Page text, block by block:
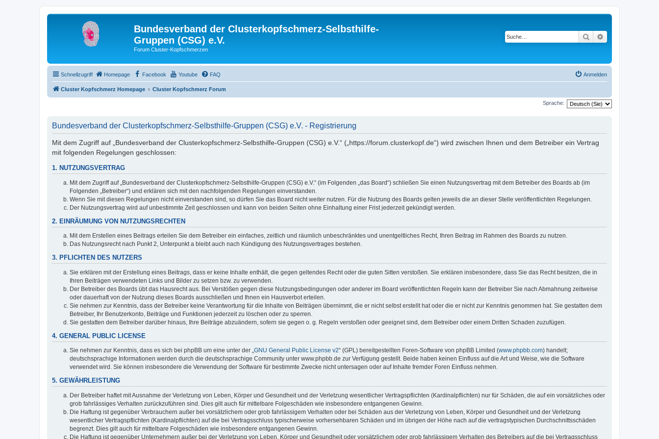
Bundesverband der Clusterkopfschmerz-Selbsthilfe-
Gruppen (CSG) e.V.
Forum Cluster-Kopfschmerzen
Suche
Schnellzugriff Homepage Facebook Youtube FAQ Anmelden
Cluster Kopfschmerz Homepage Cluster Kopfschmerz Forum
Sprache:
Bundesverband der Clusterkopfschmerz-Selbsthilfe-Gruppen (CSG) e.V. - Registrierung
Mit dem Zugriff auf „Bundesverband der Clusterkopfschmerz-Selbsthilfe-Gruppen (CSG) e.V.“ („https://forum.clusterkopf.de“) wird zwischen Ihnen und dem Betreiber ein Vertrag
mit folgenden Regelungen geschlossen:
1. NUTZUNGSVERTRAG
Mit dem Zugriff auf „Bundesverband der Clusterkopfschmerz-Selbsthilfe-Gruppen (CSG) e.V.“ (im Folgenden „das Board“) schließen Sie einen Nutzungsvertrag mit dem Betreiber des Boards ab (im
Folgenden „Betreiber“) und erklären sich mit den nachfolgenden Regelungen einverstanden.
Wenn Sie mit diesen Regelungen nicht einverstanden sind, so dürfen Sie das Board nicht weiter nutzen. Für die Nutzung des Boards gelten jeweils die an dieser Stelle veröffentlichten Regelungen.
Der Nutzungsvertrag wird auf unbestimmte Zeit geschlossen und kann von beiden Seiten ohne Einhaltung einer Frist jederzeit gekündigt werden.
2. EINRÄUMUNG VON NUTZUNGSRECHTEN
Mit dem Erstellen eines Beitrags erteilen Sie dem Betreiber ein einfaches, zeitlich und räumlich unbeschränktes und unentgeltliches Recht, Ihren Beitrag im Rahmen des Boards zu nutzen.
Das Nutzungsrecht nach Punkt 2, Unterpunkt a bleibt auch nach Kündigung des Nutzungsvertrages bestehen.
3. PFLICHTEN DES NUTZERS
Sie erklären mit der Erstellung eines Beitrags, dass er keine Inhalte enthält, die gegen geltendes Recht oder die guten Sitten verstoßen. Sie erklären insbesondere, dass Sie das Recht besitzen, die in
Ihren Beiträgen verwendeten Links und Bilder zu setzen bzw. zu verwenden.
Der Betreiber des Boards übt das Hausrecht aus. Bei Verstößen gegen diese Nutzungsbedingungen oder anderer im Board veröffentlichten Regeln kann der Betreiber Sie nach Abmahnung zeitweise
oder dauerhaft von der Nutzung dieses Boards ausschließen und Ihnen ein Hausverbot erteilen.
Sie nehmen zur Kenntnis, dass der Betreiber keine Verantwortung für die Inhalte von Beiträgen übernimmt, die er nicht selbst erstellt hat oder die er nicht zur Kenntnis genommen hat. Sie gestatten dem
Betreiber, Ihr Benutzerkonto, Beiträge und Funktionen jederzeit zu löschen oder zu sperren.
Sie gestatten dem Betreiber darüber hinaus, Ihre Beiträge abzuändern, sofern sie gegen o. g. Regeln verstoßen oder geeignet sind, dem Betreiber oder einem Dritten Schaden zuzufügen.
4. GENERAL PUBLIC LICENSE
Sie nehmen zur Kenntnis, dass es sich bei phpBB um eine unter der „GNU General Public License v2“ (GPL) bereitgestellten Foren-Software von phpBB Limited (www.phpbb.com) handelt;
deutschsprachige Informationen werden durch die deutschsprachige Community unter www.phpbb.de zur Verfügung gestellt. Beide haben keinen Einfluss auf die Art und Weise, wie die Software
verwendet wird. Sie können insbesondere die Verwendung der Software für bestimmte Zwecke nicht untersagen oder auf Inhalte fremder Foren Einfluss nehmen.
5. GEWÄHRLEISTUNG
Der Betreiber haftet mit Ausnahme der Verletzung von Leben, Körper und Gesundheit und der Verletzung wesentlicher Vertragspflichten (Kardinalpflichten) nur für Schäden, die auf ein vorsätzliches oder
grob fahrlässiges Verhalten zurückzuführen sind. Dies gilt auch für mittelbare Folgeschäden wie insbesondere entgangenen Gewinn.
Die Haftung ist gegenüber Verbrauchern außer bei vorsätzlichem oder grob fahrlässigem Verhalten oder bei Schäden aus der Verletzung von Leben, Körper und Gesundheit und der Verletzung
wesentlicher Vertragspflichten (Kardinalpflichten) auf die bei Vertragsschluss typischerweise vorhersehbaren Schäden und im übrigen der Höhe nach auf die vertragstypischen Durchschnittsschäden
begrenzt. Dies gilt auch für mittelbare Folgeschäden wie insbesondere entgangenen Gewinn.
Die Haftung ist gegenüber Unternehmern außer bei der Verletzung von Leben, Körper und Gesundheit oder vorsätzlichem oder grob fahrlässigem Verhalten des Betreibers auf die bei Vertragsschluss